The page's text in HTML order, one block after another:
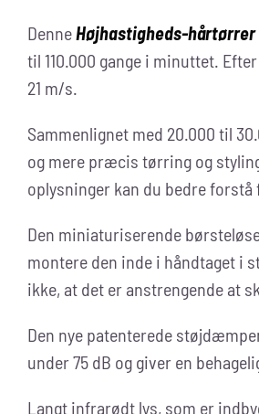
DenneHøjhastigheds-
til 110.000 gange i minuttet.
21 m/s.
Sammenlignet med 20.000 til
og mere præcis tørring og
oplysninger kan du bedre
Den miniaturiserende
montere den inde i håndtaget i
ikke, at det er anstrengende at
Den nye patenterede
under 75 dB og giver en
Langt infrarødt lys, som er